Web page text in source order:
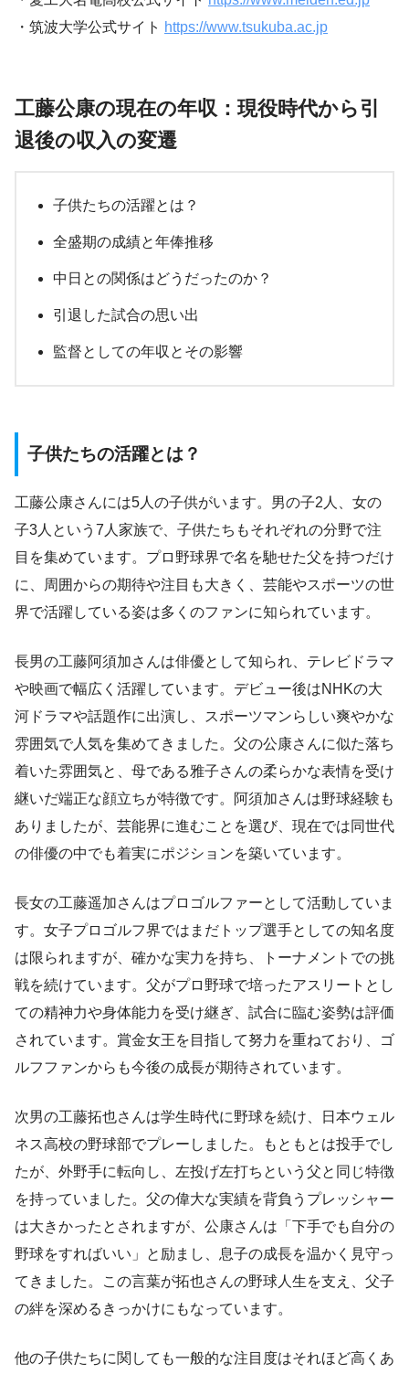
・筑波大学公式サイト https://www.tsukuba.ac.jp
工藤公康の現在の年収：現役時代から引
退後の収入の変遷
子供たちの活躍とは？
全盛期の成績と年俸推移
中日との関係はどうだったのか？
引退した試合の思い出
監督としての年収とその影響
子供たちの活躍とは？
工藤公康さんには5人の子供がいます。男の子2人、女の
子3人という7人家族で、子供たちもそれぞれの分野で注
目を集めています。プロ野球界で名を馳せた父を持つだけ
に、周囲からの期待や注目も大きく、芸能やスポーツの世
界で活躍している姿は多くのファンに知られています。
長男の工藤阿須加さんは俳優として知られ、テレビドラマ
や映画で幅広く活躍しています。デビュー後はNHKの大
河ドラマや話題作に出演し、スポーツマンらしい爽やかな
雰囲気で人気を集めてきました。父の公康さんに似た落ち
着いた雰囲気と、母である雅子さんの柔らかな表情を受け
継いだ端正な顔立ちが特徴です。阿須加さんは野球経験も
ありましたが、芸能界に進むことを選び、現在では同世代
の俳優の中でも着実にポジションを築いています。
長女の工藤遥加さんはプロゴルファーとして活動していま
す。女子プロゴルフ界ではまだトップ選手としての知名度
は限られますが、確かな実力を持ち、トーナメントでの挑
戦を続けています。父がプロ野球で培ったアスリートとし
ての精神力や身体能力を受け継ぎ、試合に臨む姿勢は評価
されています。賞金女王を目指して努力を重ねており、ゴ
ルフファンからも今後の成長が期待されています。
次男の工藤拓也さんは学生時代に野球を続け、日本ウェル
ネス高校の野球部でプレーしました。もともとは投手でし
たが、外野手に転向し、左投げ左打ちという父と同じ特徴
を持っていました。父の偉大な実績を背負うプレッシャー
は大きかったとされますが、公康さんは「下手でも自分の
野球をすればいい」と励まし、息子の成長を温かく見守っ
てきました。この言葉が拓也さんの野球人生を支え、父子
の絆を深めるきっかけにもなっています。
他の子供たちに関しても一般的な注目度はそれほど高くあ